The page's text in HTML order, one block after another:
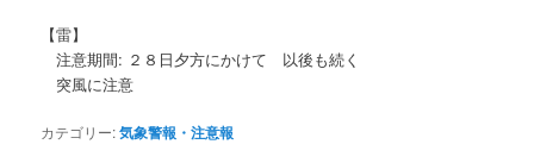
【雷】
注意期間: ２８日夕方にかけて 以後も続く
突風に注意
カテゴリー:気象警報・注意報